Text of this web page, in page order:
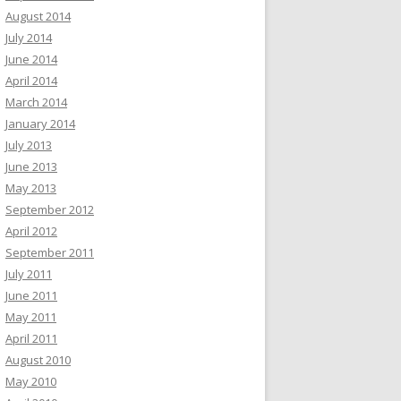
August 2014
July 2014
June 2014
April 2014
March 2014
January 2014
July 2013
June 2013
May 2013
September 2012
April 2012
September 2011
July 2011
June 2011
May 2011
April 2011
August 2010
May 2010